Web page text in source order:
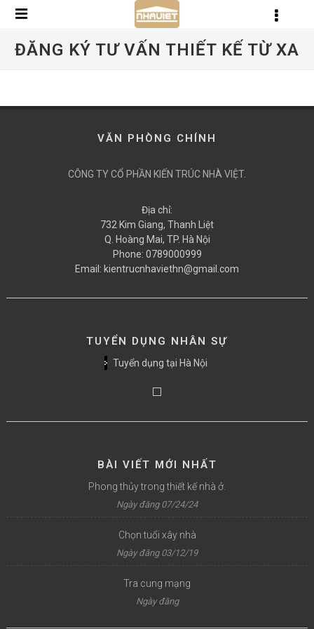
ĐĂNG KÝ TƯ VẤN THIẾT KẾ TỪ XA
VĂN PHÒNG CHÍNH
CÔNG TY CỔ PHẦN KIẾN TRÚC NHÀ VIỆT.
Địa chỉ:
732 Kim Giang, Thanh Liệt
Q. Hoàng Mai, TP. Hà Nội
Phone: 0789000999
Email: kientrucnhaviethn@gmail.com
TUYỂN DỤNG NHÂN SỰ
Tuyển dụng tại Hà Nội
BÀI VIẾT MỚI NHẤT
Phong thủy trong thiết kế nhà ở.
Ngày đăng 07/24/24
Chọn tuổi xây nhà
Ngày đăng 03/12/19
Tra cung mạng
Ngày đăng